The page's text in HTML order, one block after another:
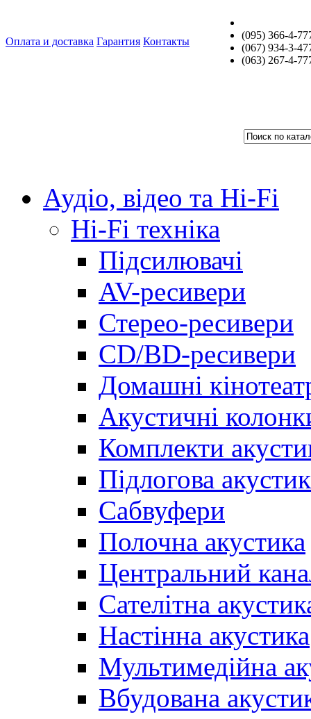
Оплата и доставка Гарантия Контакты
(095) 366-4-
(067) 934-3-
(063) 267-4-
Аудіо, відео та Hi-Fi
Hi-Fi техніка
Підсилювачі
AV-ресивери
Стерео-ресивери
CD/BD-ресивери
Домашні
Акустичні
Комплекти
Підлогова
Сабвуфери
Полочна акустика
Центральний
Сателітна
Настінна акустика
Мультимедійна
Вбудована